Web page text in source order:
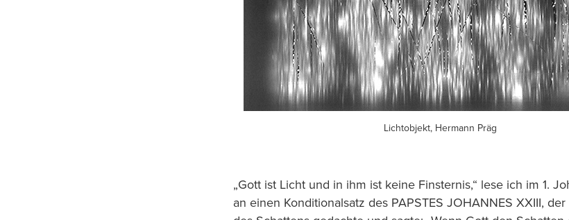
Lichtobjekt, Hermann Präg
„Gott ist Licht und in ihm ist keine Finsternis,“ lese ich im 1.
an einen Konditionalsatz des PAPSTES JOHANNES XXIII,